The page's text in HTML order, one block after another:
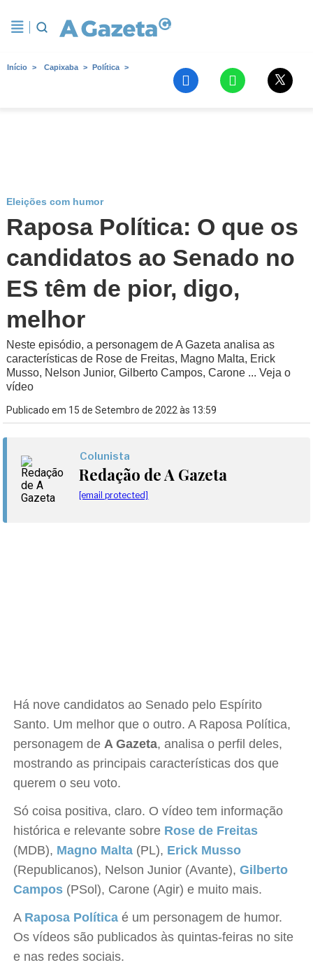
Início Capixaba Política
Eleições com humor
Raposa Política: O que os
candidatos ao Senado no
ES têm de pior, digo,
melhor
Neste episódio, a personagem de A Gazeta analisa as
características de Rose de Freitas, Magno Malta, Erick
Musso, Nelson Junior, Gilberto Campos, Carone ... Veja o
vídeo
Publicado em 15 de Setembro de 2022 às 13:59
Colunista
Redação de A Gazeta
[email protected]
Há nove candidatos ao Senado pelo Espírito
Santo. Um melhor que o outro. A Raposa Política,
personagem deA Gazeta, analisa o perfil deles,
mostrando as principais características dos que
querem o seu voto.
Só coisa positiva, claro. O vídeo tem informação
histórica e relevante sobre Rose de Freitas
(MDB), Magno Malta (PL), Erick Musso
(Republicanos), Nelson Junior (Avante),Gilberto
Campos (PSol), Carone (Agir) e muito mais.
A Raposa Política é um personagem de humor.
Os vídeos são publicados às quintas-feiras no site
e nas redes sociais.